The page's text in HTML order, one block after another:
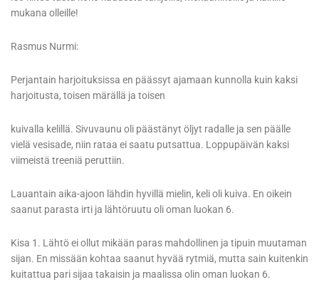
mukana olleille!
Rasmus Nurmi:
Perjantain harjoituksissa en päässyt ajamaan kunnolla kuin kaksi
harjoitusta, toisen märällä ja toisen
kuivalla kelillä. Sivuvaunu oli päästänyt öljyt radalle ja sen päälle
vielä vesisade, niin rataa ei saatu putsattua. Loppupäivän kaksi
viimeistä treeniä peruttiin.
Lauantain aika-ajoon lähdin hyvillä mielin, keli oli kuiva. En oikein
saanut parasta irti ja lähtöruutu oli oman luokan 6.
Kisa 1. Lähtö ei ollut mikään paras mahdollinen ja tipuin muutaman
sijan. En missään kohtaa saanut hyvää rytmiä, mutta sain kuitenkin
kuitattua pari sijaa takaisin ja maalissa olin oman luokan 6.